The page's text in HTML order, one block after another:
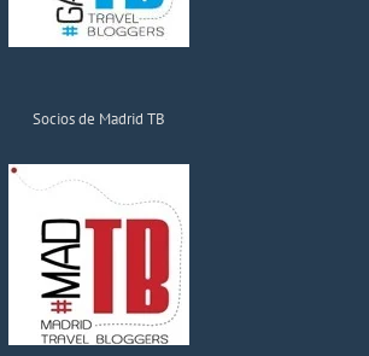
Socios de Madrid TB